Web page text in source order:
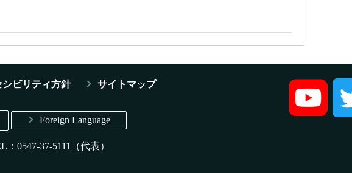
ビリティ方針 サイトマップ
Foreign Language
：0547-37-5111（代表）